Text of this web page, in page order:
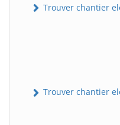
Trouver chantier
Trouver chantier